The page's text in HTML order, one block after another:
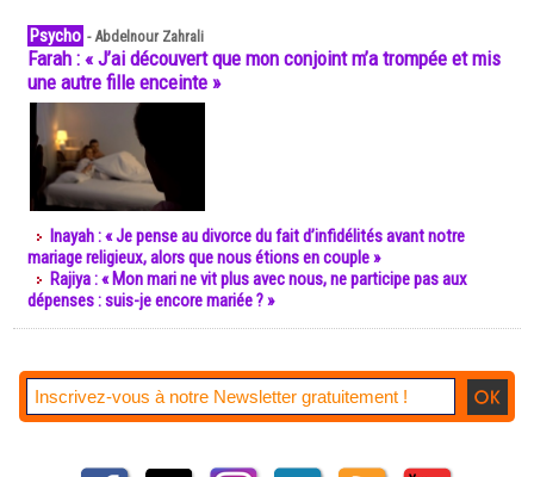
Psycho -Abdelnour Zahrali
Farah : « J’ai découvert que mon conjoint m’a trompée et mis
une autre fille enceinte »
Inayah : « Je pense au divorce du fait d’infidélités avant notre
mariage religieux, alors que nous étions en couple »
Rajiya : « Mon mari ne vit plus avec nous, ne participe pas aux
dépenses : suis-je encore mariée ? »